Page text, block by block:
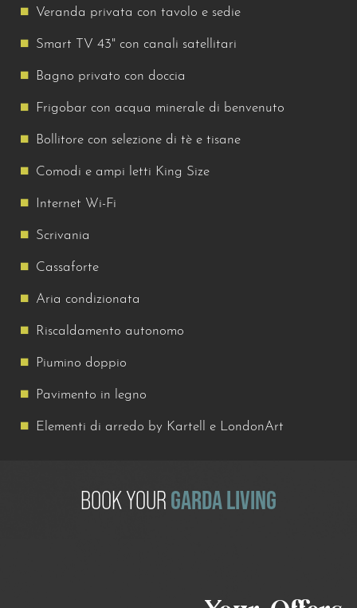
Veranda privata con tavolo e sedie
Smart TV 43" con canali satellitari
Bagno privato con doccia
Frigobar con acqua minerale di benvenuto
Bollitore con selezione di tè e tisane
Comodi e ampi letti King Size
Internet Wi-Fi
Scrivania
Cassaforte
Aria condizionata
Riscaldamento autonomo
Piumino doppio
Pavimento in legno
Elementi di arredo by Kartell e LondonArt
BOOK YOURGARDA LIVING